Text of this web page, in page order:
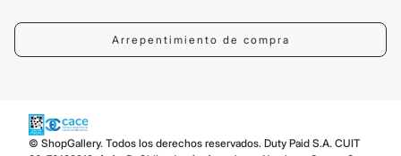
Arrepentimiento de compra
© ShopGallery. Todos los derechos reservados. Duty Paid S.A. CUIT